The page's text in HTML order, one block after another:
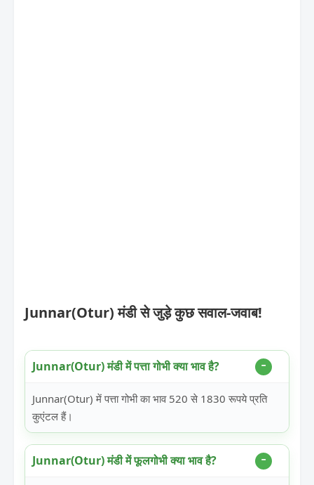
Junnar(Otur) मंडी से जुड़े कुछ सवाल-जवाब!
Junnar(Otur) मंडी में पत्ता गोभी क्या भाव है?
Junnar(Otur) में पत्ता गोभी का भाव 520 से 1830 रूपये प्रति
कुएंटल हैं।
Junnar(Otur) मंडी में फूलगोभी क्या भाव है?